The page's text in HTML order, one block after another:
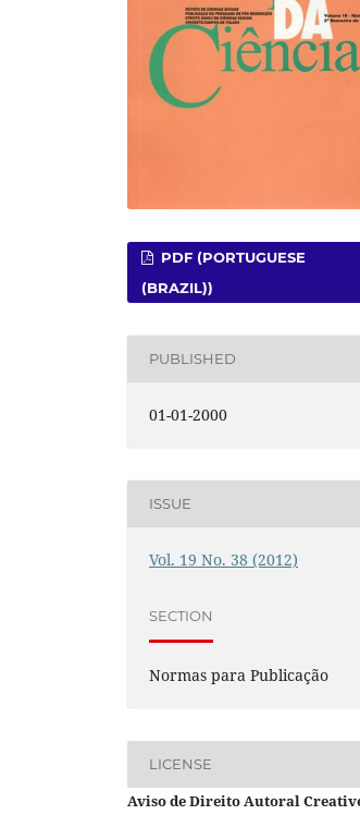
PDF (PORTUGUESE
(BRAZIL))
PUBLISHED
01-01-2000
ISSUE
Vol. 19 No. 38 (2012)
SECTION
Normas para Publicação
LICENSE
Aviso de Direito Autoral